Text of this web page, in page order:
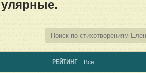
РЕЙТИНГ Все